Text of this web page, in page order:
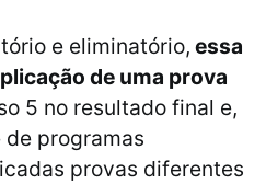
e eliminatório, essa
de uma prova
5 no resultado final e,
programas
provas diferentes